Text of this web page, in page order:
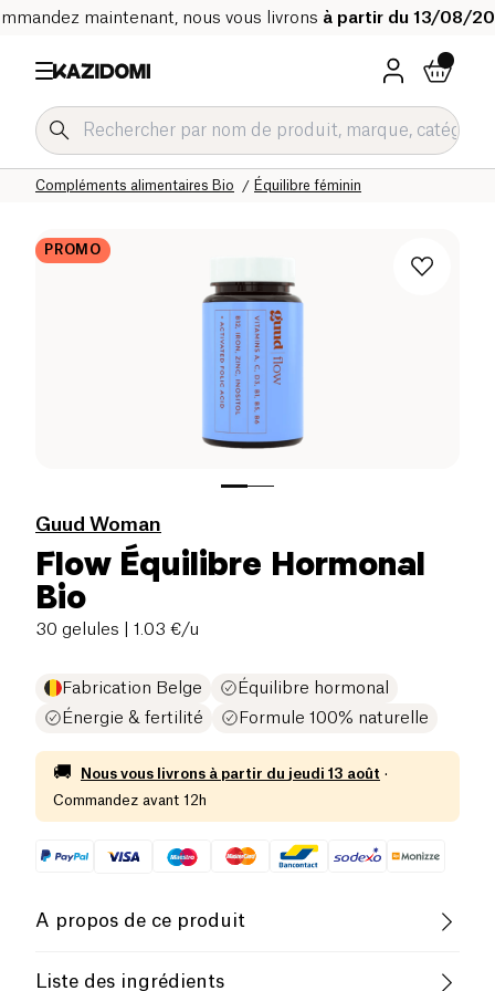
maintenant, nous vous livrons à partir du 13/08/
Équilibre féminin
Compléments alimentaires Bio
Bien-être & Santé
Notre catalogue bio
Accueil
PROMO
Guud Woman
Flow Équilibre Hormonal
Bio
30 gelules | 1.03 €/u
Fabrication Belge
Équilibre hormonal
Énergie & fertilité
Formule 100% naturelle
🚚 Nous vous livrons à partir du jeudi 13 août ·
Commandez avant 12h
A propos de ce produit
Vegan Pauvre en sel
Liste des ingrédients